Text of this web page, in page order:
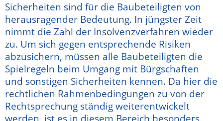
Sicherheiten sind für die Baubeteiligten von
herausragender Bedeutung. In jüngster Zeit
nimmt die Zahl der Insolvenzverfahren wieder
zu. Um sich gegen entsprechende Risiken
abzusichern, müssen alle Baubeteiligten die
Spielregeln beim Umgang mit Bürgschaften
und sonstigen Sicherheiten kennen. Da hier die
rechtlichen Rahmenbedingungen zu von der
Rechtsprechung ständig weiterentwickelt
werden, ist es in diesem Bereich besonders